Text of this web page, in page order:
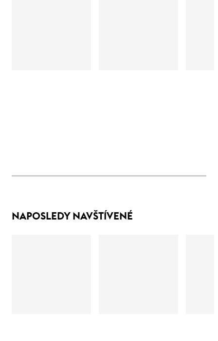
NAPOSLEDY NAVŠTÍVENÉ